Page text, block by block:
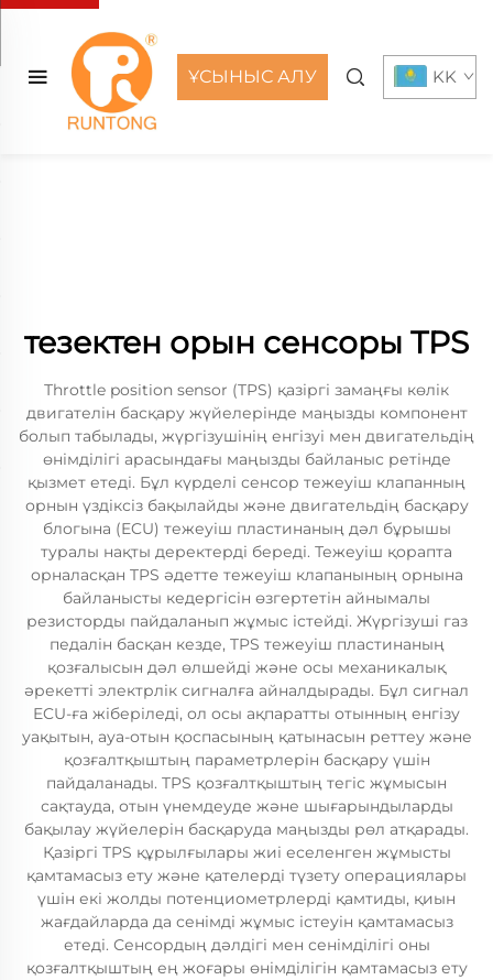
ҰСЫНЫС АЛУ KK
тезектен орын сенсоры TPS
Тhrottle position sensor (TPS) қазіргі замаңғы көлік
двигателін басқару жүйелерінде маңызды компонент
болып табылады, жүргізушінің енгізуі мен двигательдің
өнімділігі арасындағы маңызды байланыс ретінде
қызмет етеді. Бұл күрделі сенсор тежеуіш клапанның
орнын үздіксіз бақылайды және двигательдің басқару
блогына (ECU) тежеуіш пластинаның дәл бұрышы
туралы нақты деректерді береді. Тежеуіш қорапта
орналасқан TPS әдетте тежеуіш клапанының орнына
байланысты кедергісін өзгертетін айнымалы
резисторды пайдаланып жұмыс істейді. Жүргізуші газ
педалін басқан кезде, TPS тежеуіш пластинаның
қозғалысын дәл өлшейді және осы механикалық
әрекетті электрлік сигналға айналдырады. Бұл сигнал
ECU-ға жіберіледі, ол осы ақпаратты отынның енгізу
уақытын, ауа-отын қоспасының қатынасын реттеу және
қозғалтқыштың параметрлерін басқару үшін
пайдаланады. TPS қозғалтқыштың тегіс жұмысын
сақтауда, отын үнемдеуде және шығарындыларды
бақылау жүйелерін басқаруда маңызды рөл атқарады.
Қазіргі TPS құрылғылары жиі еселенген жұмысты
қамтамасыз ету және қателерді түзету операциялары
үшін екі жолды потенциометрлерді қамтиды, қиын
жағдайларда да сенімді жұмыс істеуін қамтамасыз
етеді. Сенсордың дәлдігі мен сенімділігі оны
қозғалтқыштың ең жоғары өнімділігін қамтамасыз ету